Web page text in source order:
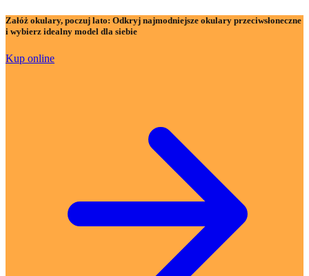
Załóż okulary, poczuj lato: Odkryj najmodniejsze okulary przeciwsłoneczne
i wybierz idealny model dla siebie
Kup online